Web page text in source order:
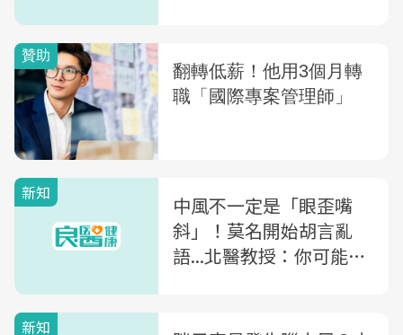
新知
中風不一定是「眼歪嘴
斜」！莫名開始胡言亂
語...北醫教授：你可能不
新知